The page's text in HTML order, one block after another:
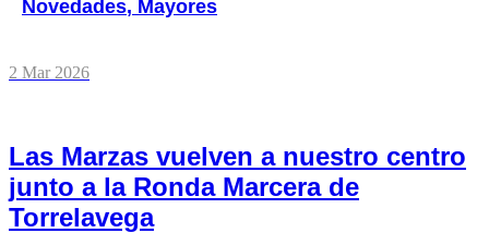
Novedades, Mayores
2 Mar 2026
Las Marzas vuelven a nuestro centro
junto a la Ronda Marcera de
Torrelavega